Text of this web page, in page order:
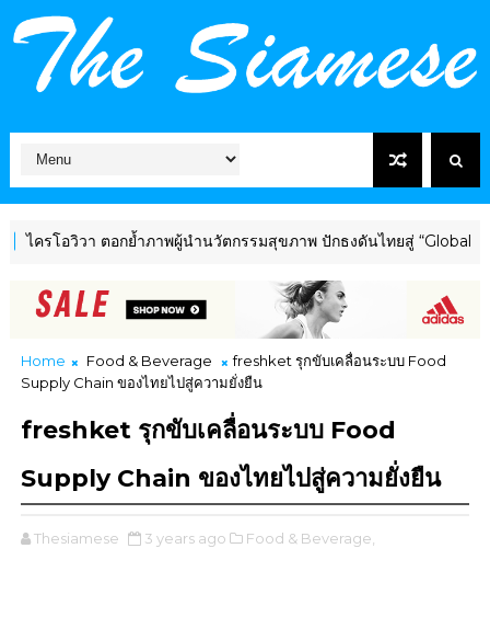
วิวา ตอกย้ำภาพผู้นำนวัตกรรมสุขภาพ ปักธงดันไทยสู่ “Global Wellness
Home Food & Beverage
freshket รุกขับเคลื่อนระบบ Food
Supply Chain ของไทยไปสู่ความยั่งยืน
freshket รุกขับเคลื่อนระบบ Food
Supply Chain ของไทยไปสู่ความยั่งยืน
Thesiamese 3 years ago Food & Beverage,